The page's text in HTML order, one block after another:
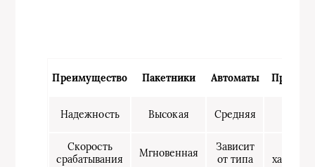
Преимущество Пакетники Автоматы
Надежность Высокая Средняя
Скорость
срабатывания
Мгновенная
Зависит
от типа